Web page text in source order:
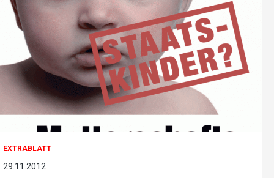
EXTRABLATT
29.11.2012